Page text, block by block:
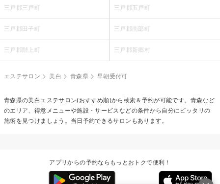
三戸郡三戸町 三戸郡五戸町
三戸郡田子町 三戸郡南部町
三戸郡階上町 三戸郡新郷村
エステサロン 美白 青森県 早朝受付可
青森県の美白エステサロン(おすすめ順)から検索＆予約が可能です。青森など
のエリア、得意メニューや施設・サービスなどの条件から自分にピッタリの
施術を見つけましょう。当日予約できるサロンもあります。
アプリからの予約ならもっとおトクで便利！